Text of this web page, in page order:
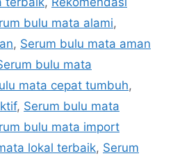
bulu mata alami,
, Serum bulu mata aman
bulu mata
mata cepat tumbuh,
, Serum bulu mata
bulu mata import
lokal terbaik, Serum